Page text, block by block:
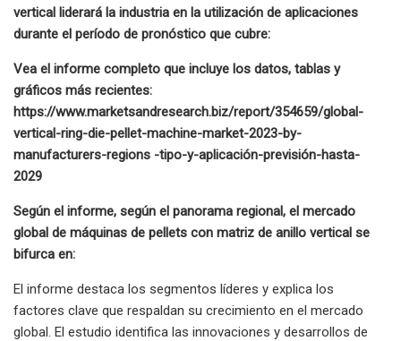
vertical liderará la industria en la utilización de aplicaciones
durante el período de pronóstico que cubre:
Vea el informe completo que incluye los datos, tablas y
gráficos más recientes:
https://www.marketsandresearch.biz/report/354659/global-
vertical-ring-die-pellet-machine-market-2023-by-
manufacturers-regions -tipo-y-aplicación-previsión-hasta-
2029
Según el informe, según el panorama regional, el mercado
global de máquinas de pellets con matriz de anillo vertical se
bifurca en:
El informe destaca los segmentos líderes y explica los
factores clave que respaldan su crecimiento en el mercado
global. El estudio identifica las innovaciones y desarrollos de